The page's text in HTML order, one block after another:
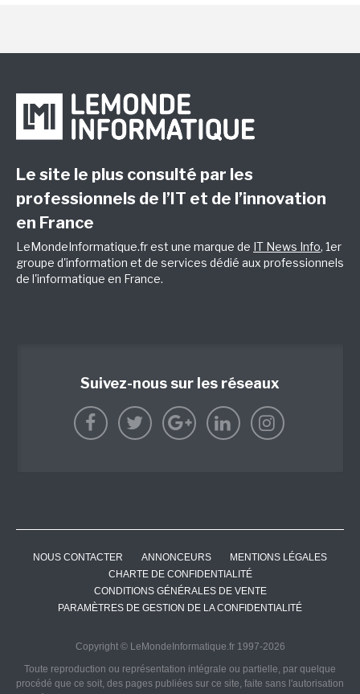
Le site le plus consulté par les
professionnels de l’IT et de l’innovation
en France
LeMondeInformatique.fr est une marque de IT News Info, 1er
groupe d'information et de services dédié aux professionnels
de l'informatique en France.
Suivez-nous sur les réseaux
NOUS CONTACTER ANNONCEURS
MENTIONS LÉGALES
CHARTE DE CONFIDENTIALITÉ
CONDITIONS GÉNÉRALES DE VENTE
PARAMÈTRES DE GESTION DE LA CONFIDENTIALITÉ
Copyright © LeMondeInformatique.fr 1997-2026
Toute reproduction ou représentation intégrale ou partielle, par quelque
procédé que ce soit, des pages publiées sur ce site, faite sans l'autorisation